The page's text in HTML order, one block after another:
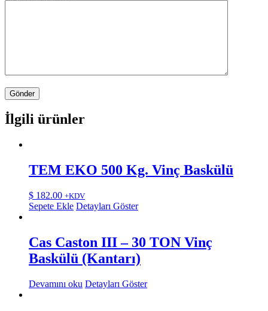
İlgili ürünler
TEM EKO 500 Kg. Vinç Baskülü
$ 182.00 +KDV
Sepete Ekle Detayları Göster
Cas Caston III – 30 TON Vinç
Baskülü (Kantarı)
Devamını oku Detayları Göster